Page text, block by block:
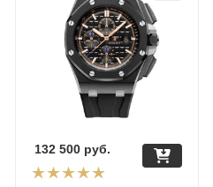
132 500руб.